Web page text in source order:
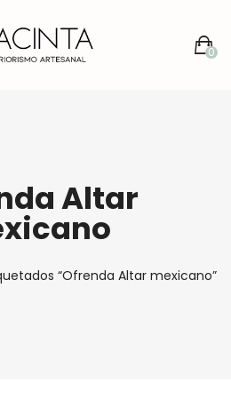
0
Altar
“Ofrenda Altar mexicano”